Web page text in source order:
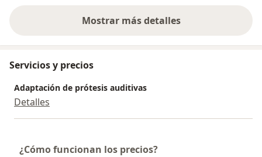
Mostrar más detalles
sobre la experiencia
Servicios y precios
Adaptación de prótesis auditivas
Detalles
¿Cómo funcionan los precios?